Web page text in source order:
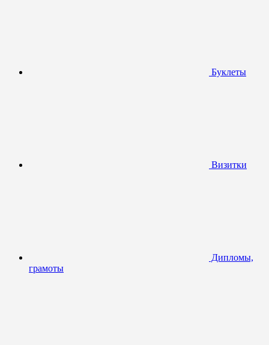
Буклеты
Визитки
Дипломы,
грамоты